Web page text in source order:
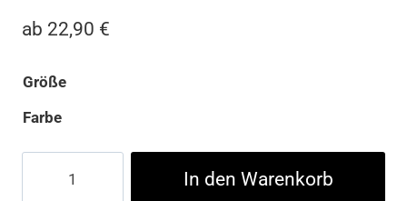
ab 22,90 €
Größe
Farbe
In den Warenkorb